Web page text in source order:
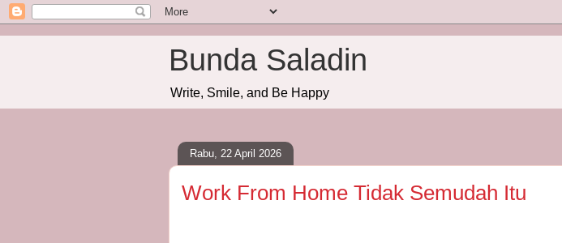
Bunda Saladin
Write, Smile, and Be Happy
Rabu, 22 April 2026
Work From Home Tidak Semudah Itu